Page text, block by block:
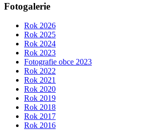
Fotogalerie
Rok 2026
Rok 2025
Rok 2024
Rok 2023
Fotografie obce 2023
Rok 2022
Rok 2021
Rok 2020
Rok 2019
Rok 2018
Rok 2017
Rok 2016